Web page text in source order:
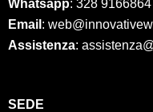
Whatsapp: 328 9166864
Email :
Assistenza:
SED E